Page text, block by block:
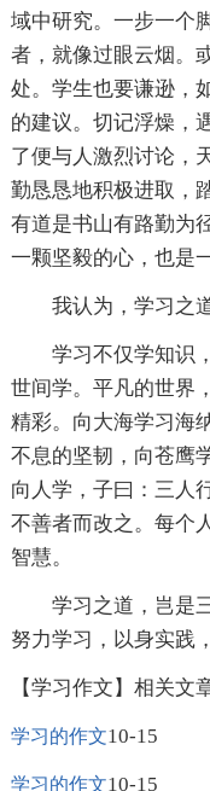
域中研究。一步一个
者，就像过眼云烟。
处。学生也要谦逊，
的建议。切记浮燥，
了便与人激烈讨论，
勤恳恳地积极进取，
有道是书山有路勤为
一颗坚毅的心，也是
我认为，学习之道
学习不仅学知识，
世间学。平凡的世界
精彩。向大海学习海
不息的坚韧，向苍
向人学，子曰：三人
不善者而改之。每个
智慧。
学习之道，岂是三
努力学习，以身实践
【学习作文】相关文
学习的作文10-15
学习的作文10-15